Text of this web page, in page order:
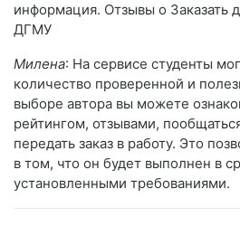
информация. Отзывы о Заказать
ДГМУ
Милена: На сервисе студенты
количество проверенной и
выборе автора вы можете
рейтингом, отзывами,
передать заказ в работу. Это
в том, что он будет выполнен в
установленными требованиями.